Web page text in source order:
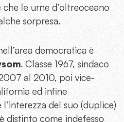
le urne d’oltreoceano
sorpresa.
democratica è
. Classe 1967, sindaco
al 2010, poi vice-
ed infine
del suo (duplice)
distinto come indefesso